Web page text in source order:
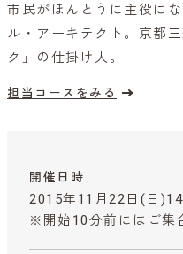
市民がほんとうに主役に
ル・アーキテクト。京都
ク」の仕掛け人。
担当コースをみる
開催日時
2015年11月22日(日
※開始10分前にはご集